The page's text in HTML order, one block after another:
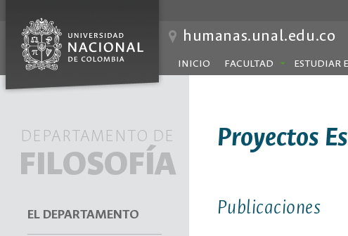
humanas.unal.edu.co
INICIO FACULTAD ESTUDIAR
DEPARTAMENTO DE
FILOSOFÍA
EL DEPARTAMENTO
Proyectos
Publicaciones